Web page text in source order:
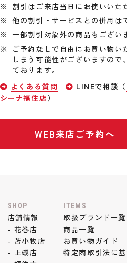
割引はご来店当日にお使いいた
他の割引・サービスとの併用は
一部割引対象外の商品もござい
ご予約なしで自由にお買い物
しまう可能性がございますの
ております。
よくある質問
LINEで相談（
シーナ福住店）
WEB来店ご予約へ
SHOP
店舗情報
- 花巻店
- 苫小牧店
- 上磯店
ITEMS
取扱ブランド一覧
商品一覧
お買い物ガイド
特定商取引法に